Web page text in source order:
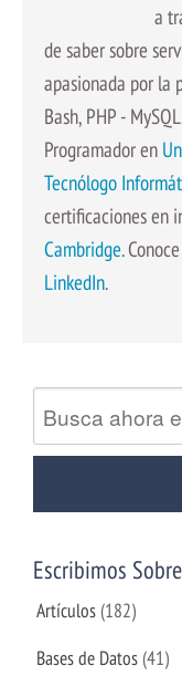
a
de saber sobre
apasionada por la
Bash, PHP -
Programador en
Tecnólogo
certificaciones en
Cambridge.
LinkedIn.
Escribimos
Artículos (182)
Bases de Datos (41)